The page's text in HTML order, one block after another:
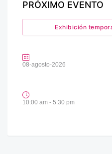
PRÓXIMO EVENTO
Exhibición
08-agosto-2026
10:00 am - 5:30 pm